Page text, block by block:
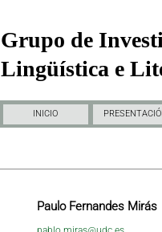
Grupo de
Lingüística e
INICIO
Paulo Fernandes Mirás